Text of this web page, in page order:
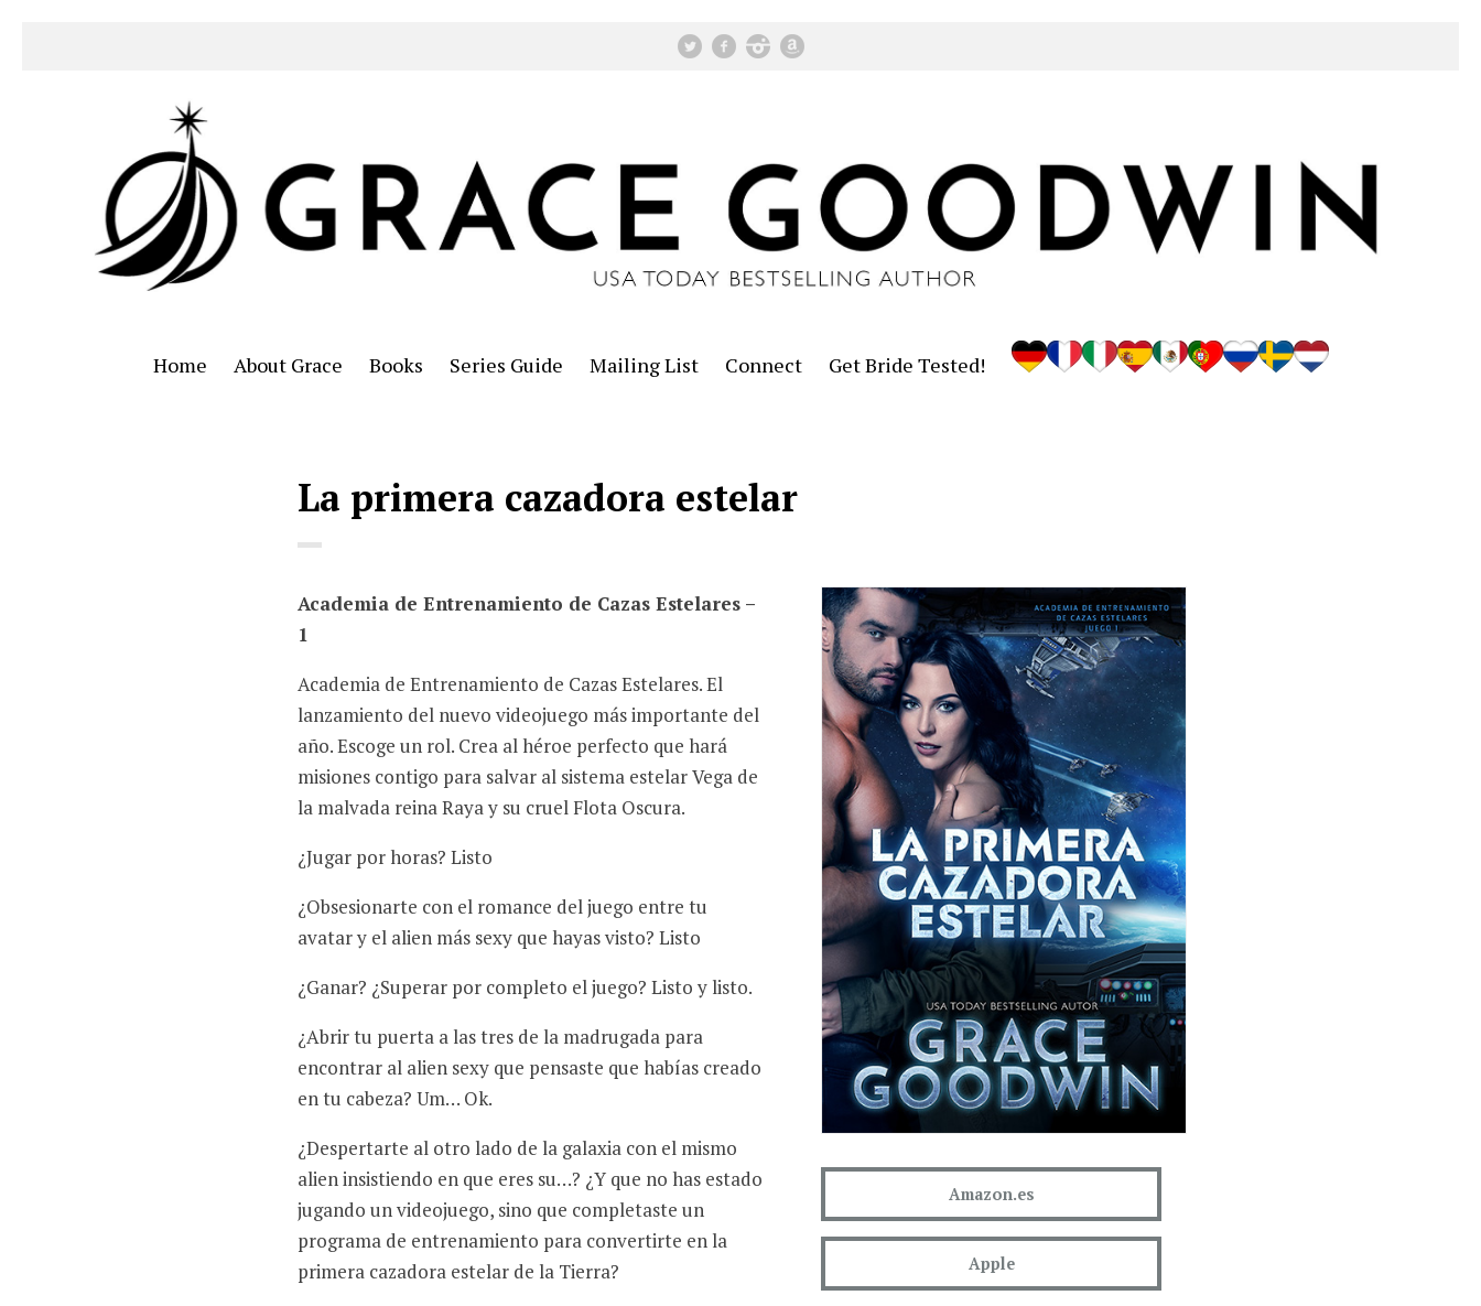
Home About Grace Books Series Guide Mailing List Connect Get Bride Tested!
La primera cazadora estelar
Academia de Entrenamiento de Cazas Estelares –
1
Academia de Entrenamiento de Cazas Estelares. El
lanzamiento del nuevo videojuego más importante del
año. Escoge un rol. Crea al héroe perfecto que hará
misiones contigo para salvar al sistema estelar Vega de
la malvada reina Raya y su cruel Flota Oscura.
¿Jugar por horas? Listo
¿Obsesionarte con el romance del juego entre tu
avatar y el alien más sexy que hayas visto? Listo
¿Ganar? ¿Superar por completo el juego? Listo y listo.
¿Abrir tu puerta a las tres de la madrugada para
encontrar al alien sexy que pensaste que habías creado
en tu cabeza? Um… Ok.
¿Despertarte al otro lado de la galaxia con el mismo
alien insistiendo en que eres su…? ¿Y que no has estado
jugando un videojuego, sino que completaste un
programa de entrenamiento para convertirte en la
primera cazadora estelar de la Tierra?
Amazon.es
Apple